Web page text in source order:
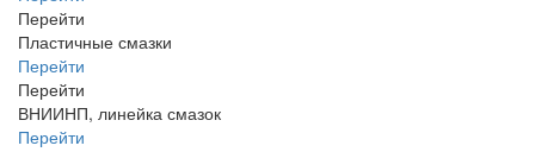
Перейти
Пластичные смазки
Перейти
Перейти
ВНИИНП, линейка смазок
Перейти